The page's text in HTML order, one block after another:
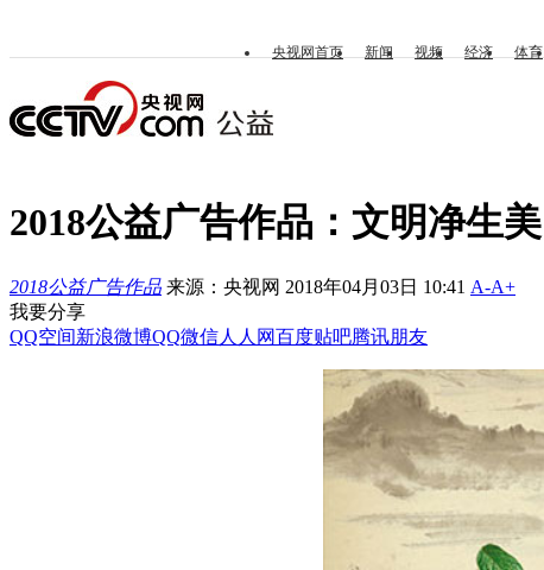
央视网首页 新闻 视频 经济 体育
2018公益广告作品：文明净生美
2018公益广告作品 来源：央视网 2018年04月03日 10:41 A-A+
我要分享
QQ空间新浪微博QQ微信人人网百度贴吧腾讯朋友